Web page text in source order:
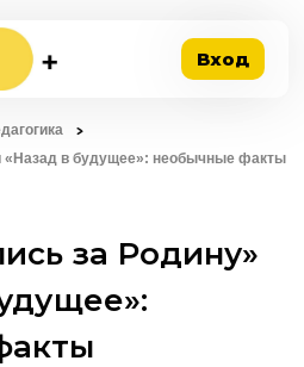
Вход
«Назад в будущее»: необычные факты
за Родину»